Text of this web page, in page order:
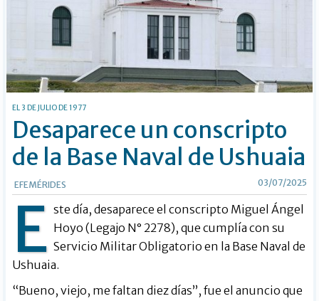
EL 3 DE JULIO DE 1977
Desaparece un conscripto
de la Base Naval de Ushuaia
EFEMÉRIDES 03/07/2025
E ste día, desaparece el conscripto Miguel Ángel
Hoyo (Legajo N° 2278), que cumplía con su
Servicio Militar Obligatorio en la Base Naval de
Ushuaia.
“Bueno, viejo, me faltan diez días”, fue el anuncio que